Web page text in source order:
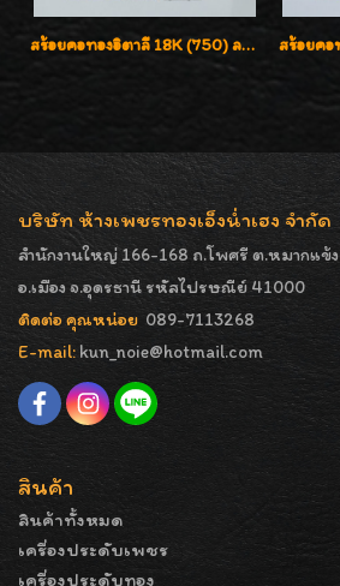
สร้อยคอทองอิตาลี 18K (750) ลายยินตันแกะมูนคัดสวย ลายนี้เงามากๆค่ะ ใส่ทนแข็งแรง
บริษัท ห้างเพชรทองเอ็งน่ำเฮง จำกัด
สำนักงานใหญ่ 166-168 ถ.โพศรี ต.หมากแข้ง
อ.เมือง จ.อุดรธานี รหัสไปรษณีย์ 41000
ติดต่อ คุณหน่อย 089-7113268
E-mail: kun_noie@hotmail.com
สินค้า
สินค้าทั้งหมด
เครื่องประดับเพชร
เครื่องประดับทอง